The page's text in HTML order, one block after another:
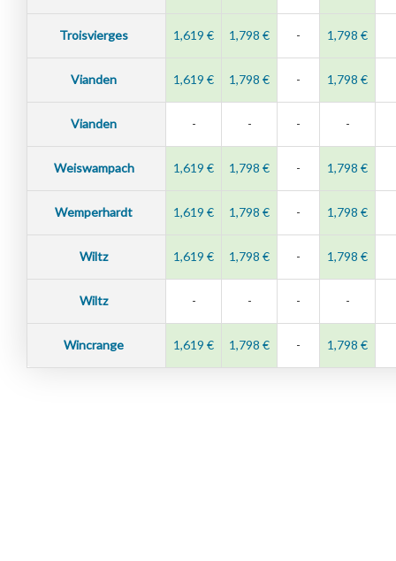
Troisvierges 1,619 € 1,798 € - 1,798 €
Vianden 1,619 € 1,798 € - 1,798 €
Vianden - - - -
Weiswampach 1,619 € 1,798 € - 1,798 €
Wemperhardt 1,619 € 1,798 € - 1,798 €
Wiltz 1,619 € 1,798 € - 1,798 €
Wiltz - - - -
Wincrange 1,619 € 1,798 € - 1,798 €